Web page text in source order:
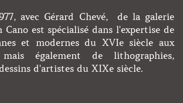
avec Gérard Chevé, de la galerie
est spécialisé dans l'expertise de
et modernes du XVIe siècle aux
également de lithographies,
d'artistes du XIXe siècle.